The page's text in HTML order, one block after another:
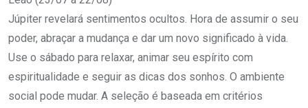
Júpiter revelará sentimentos ocultos. Hora de assumir o seu
poder, abraçar a mudança e dar um novo significado à vida.
Use o sábado para relaxar, animar seu espírito com
espiritualidade e seguir as dicas dos sonhos. O ambiente
social pode mudar. A seleção é baseada em critérios